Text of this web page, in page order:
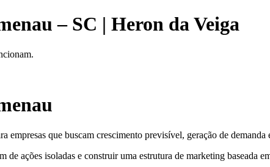
– SC | Heron da Veiga
empresas que buscam crescimento previsível, geração de
de ações isoladas e construir uma estrutura de marketing baseada